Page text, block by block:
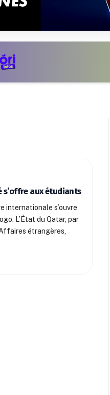
s’offre aux étudiants
internationale s’ouvre
L’État du Qatar, par
étrangères,